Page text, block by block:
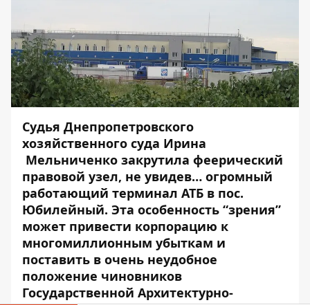
Судья Днепропетровского
хозяйственного суда Ирина
Мельниченко закрутила феерический
правовой узел, не увидев… огромный
работающий терминал АТБ в пос.
Юбилейный. Эта особенность “зрения”
может привести корпорацию к
многомиллионным убыткам и
поставить в очень неудобное
положение чиновников
Государственной Архитектурно-